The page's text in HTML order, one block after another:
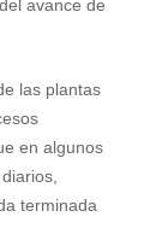
avance de
las plantas
en algunos
terminada